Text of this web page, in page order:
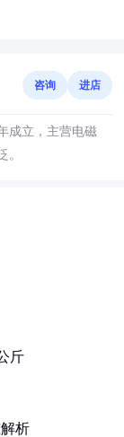
咨询 进店
成立，主营电磁
。
斤
析